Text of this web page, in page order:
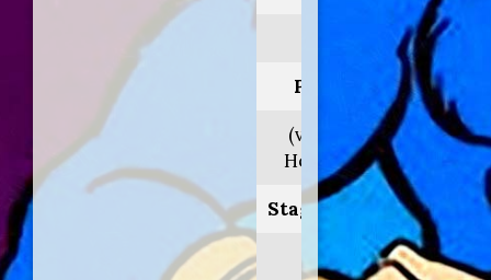
Personaggio:
(voce originale
Howard Morris)
Stagione.Episodio:
1.12